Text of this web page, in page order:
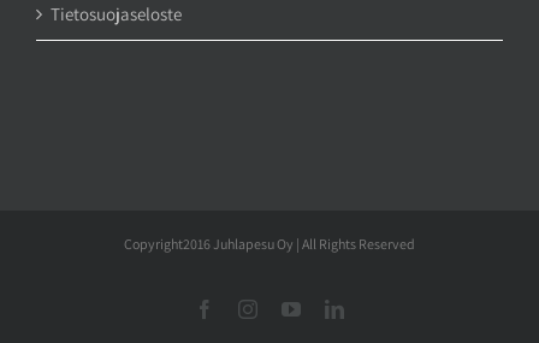
Tietosuojaseloste
Copyright2016 Juhlapesu Oy | All Rights Reserved
FacebookInstagramYouTubeLinkedIn